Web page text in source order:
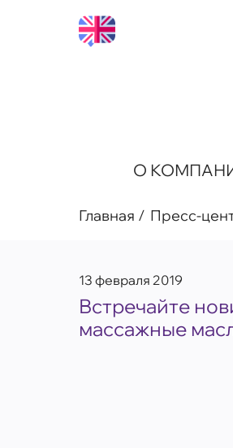
О
Главная Пресс-
13 февраля 2019
Встречайте
массажные